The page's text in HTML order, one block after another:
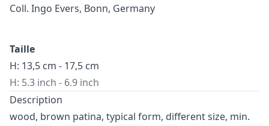
Coll. Ingo Evers, Bonn, Germany
Taille
H: 13,5 cm - 17,5 cm
H: 5.3 inch - 6.9 inch
Description
wood, brown patina, typical form, different size, min.